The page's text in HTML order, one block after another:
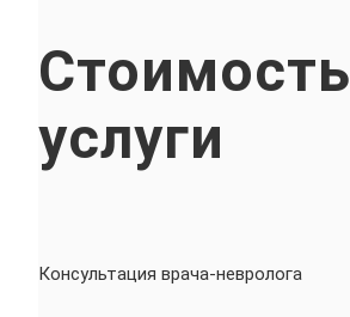
Стоимость
услуги
Консультация врача-невролога